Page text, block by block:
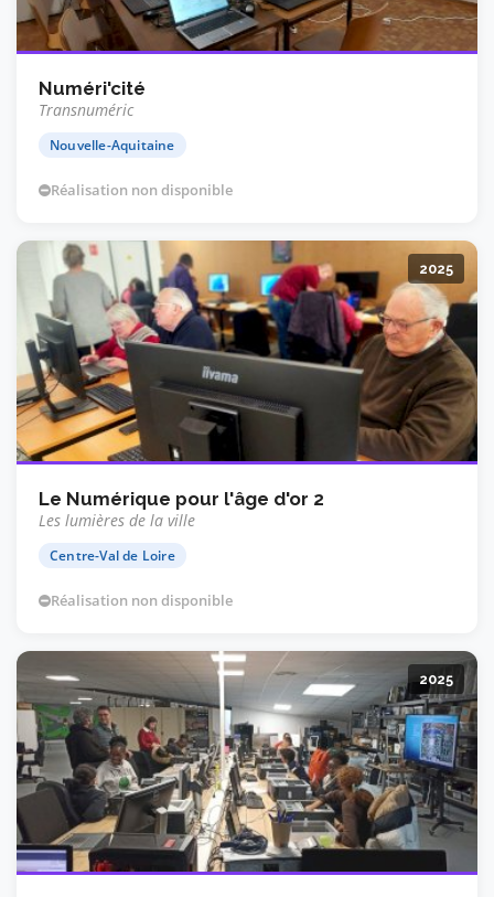
Numéri'cité
Transnuméric
Nouvelle-Aquitaine
Réalisation non disponible
2025
Le Numérique pour l'âge d'or 2
Les lumières de la ville
Centre-Val de Loire
Réalisation non disponible
2025